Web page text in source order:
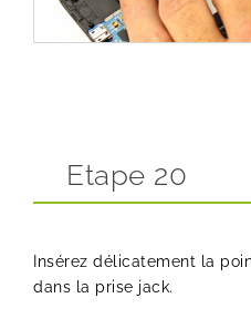
Etape 20
Insérez délicatement la
dans la prise jack.